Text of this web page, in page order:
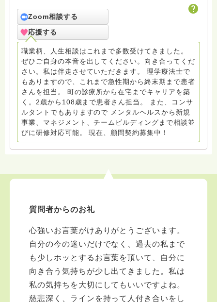
いう営みを通じて、人が本音と出会い、本来の個性で生
きる場をひらいています。 ※お坊さん回答の中に「鈴木
光浄」がおりますが当初諸事情がございまして私が回答
したものでございます。そちらもあわせてご参照くださ
い
Zoom相談する
応援する
職業柄、人生相談はこれまで多数受けてきました。
ぜひご自身の本音を出してください。向き合ってくだ
さい。私は伴走させていただきます。 理学療法士で
もありますので、これまで急性期から終末期まで患者
さんを担当。 町の診療所から在宅までキャリアを築
く。2歳から108歳まで患者さん担当。 また、コンサ
ルタントでもありますので メンタルヘルスから新規
事業、マネジメント、チームビルディングまで相談並
びに研修対応可能。 現在、顧問契約募集中！
質問者からのお礼
心強いお言葉がけありがとうございます。
自分の今の迷いだけでなく、過去の私まで
も少しホッとするお言葉を頂いて、自分に
向き合う気持ちが少し出てきました。私は
私の気持ちを大切にしてもいいですよね。
慈悲深く、ラインを持って人付き合いをし